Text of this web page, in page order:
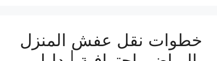
خطوات نقل عفش المنزل